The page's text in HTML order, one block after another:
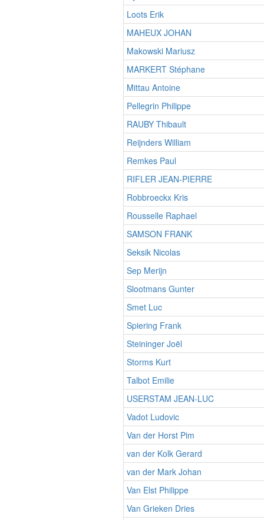
Loots Erik
MAHEUX JOHAN
Makowski Mariusz
MARKERT Stéphane
Mittau Antoine
Pellegrin Philippe
RAUBY Thibault
Reijnders William
Remkes Paul
RIFLER JEAN-PIERRE
Robbroeckx Kris
Rousselle Raphael
SAMSON FRANK
Seksik Nicolas
Sep Merijn
Slootmans Gunter
Smet Luc
Spiering Frank
Steininger Joël
Storms Kurt
Talbot Emilie
USERSTAM JEAN-LUC
Vadot Ludovic
Van der Horst Pim
van der Kolk Gerard
van der Mark Johan
Van Elst Philippe
Van Grieken Dries